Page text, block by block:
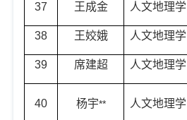
37 王成金 人文地理学
38 王姣娥 人文地理学
39 席建超 人文地理学
40 杨宇** 人文地理学